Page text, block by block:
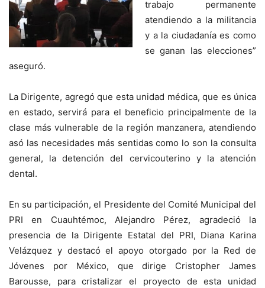
trabajo permanente
atendiendo a la militancia
y a la ciudadanía es como
se ganan las elecciones”
aseguró.
La Dirigente, agregó que esta unidad médica, que es única
en estado, servirá para el beneficio principalmente de la
clase más vulnerable de la región manzanera, atendiendo
asó las necesidades más sentidas como lo son la consulta
general, la detención del cervicouterino y la atención
dental.
En su participación, el Presidente del Comité Municipal del
PRI en Cuauhtémoc, Alejandro Pérez, agradeció la
presencia de la Dirigente Estatal del PRI, Diana Karina
Velázquez y destacó el apoyo otorgado por la Red de
Jóvenes por México, que dirige Cristopher James
Barousse, para cristalizar el proyecto de esta unidad